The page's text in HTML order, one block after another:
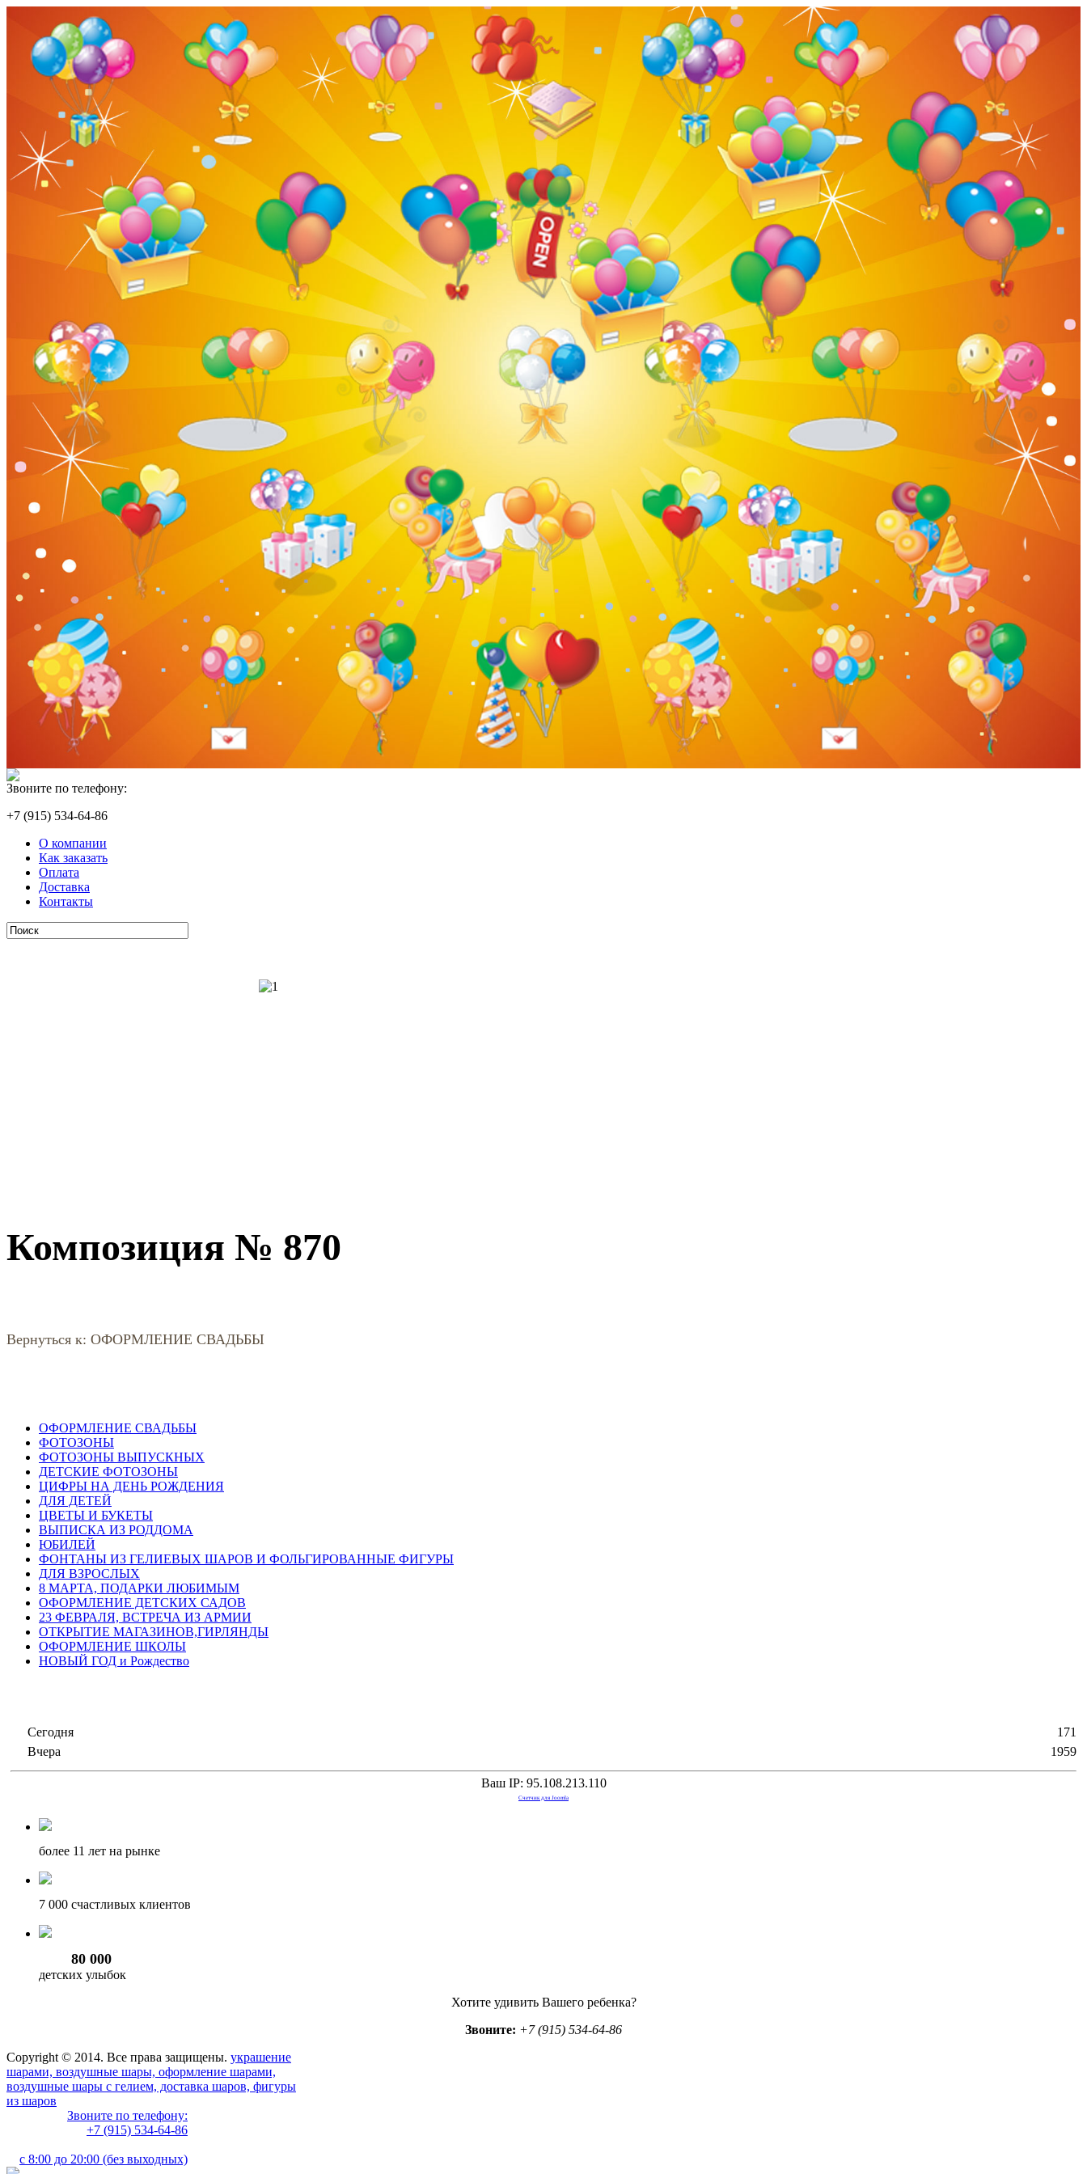
Звоните по телефону:
+7 (915) 534-64-86
О компании
Как заказать
Оплата
Доставка
Контакты
Композиция № 870
Вернуться к: ОФОРМЛЕНИЕ СВАДЬБЫ
ОФОРМЛЕНИЕ СВАДЬБЫ
ФОТОЗОНЫ
ФОТОЗОНЫ ВЫПУСКНЫХ
ДЕТСКИЕ ФОТОЗОНЫ
ЦИФРЫ НА ДЕНЬ РОЖДЕНИЯ
ДЛЯ ДЕТЕЙ
ЦВЕТЫ И БУКЕТЫ
ВЫПИСКА ИЗ РОДДОМА
ЮБИЛЕЙ
ФОНТАНЫ ИЗ ГЕЛИЕВЫХ ШАРОВ И ФОЛЬГИРОВАННЫЕ ФИГУРЫ
ДЛЯ ВЗРОСЛЫХ
8 МАРТА, ПОДАРКИ ЛЮБИМЫМ
ОФОРМЛЕНИЕ ДЕТСКИХ САДОВ
23 ФЕВРАЛЯ, ВСТРЕЧА ИЗ АРМИИ
ОТКРЫТИЕ МАГАЗИНОВ,ГИРЛЯНДЫ
ОФОРМЛЕНИЕ ШКОЛЫ
НОВЫЙ ГОД и Рождество
Сегодня
Вчера
171
1959
Ваш IP: 95.108.213.110
Счетчик для Joomla
более 11 лет на рынке
7 000 счастливых клиентов
80 000
детских улыбок
Хотите удивить Вашего ребенка?
Звоните: +7 (915) 534-64-86
Copyright © 2014. Все права защищены. украшение
шарами, воздушные шары, оформление шарами,
воздушные шары с гелием, доставка шаров, фигуры
из шаров
Звоните по телефону:
+7 (915) 534-64-86
с 8:00 до 20:00 (без выходных)